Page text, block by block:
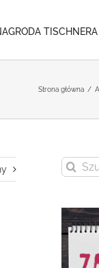
TISCHNERA
Strona główna /
Szukaj